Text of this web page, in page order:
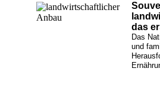
das
Das
und